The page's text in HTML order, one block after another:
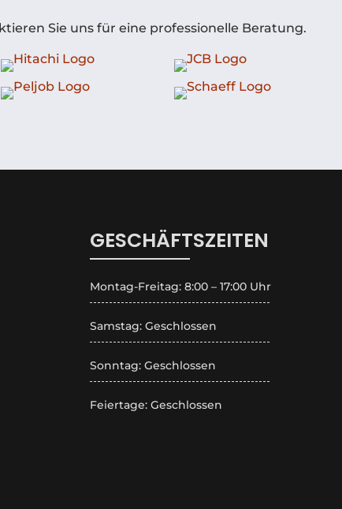
Sie uns für eine professionelle Beratung.
GESCHÄFTSZEITEN
Montag-Freitag: 8:00 – 17:00 Uhr
Samstag: Geschlossen
Sonntag: Geschlossen
Feiertage: Geschlossen